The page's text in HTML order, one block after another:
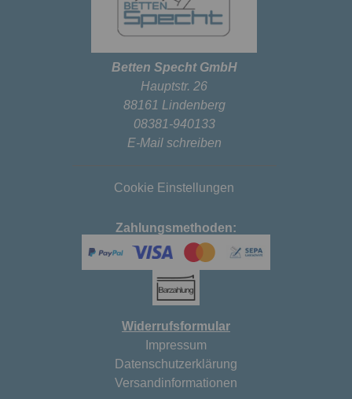
Betten Specht GmbH
Hauptstr. 26
88161 Lindenberg
08381-940133
E-Mail schreiben
Cookie Einstellungen
Zahlungsmethoden:
Widerrufsformular
Impressum
Datenschutzerklärung
Versandinformationen